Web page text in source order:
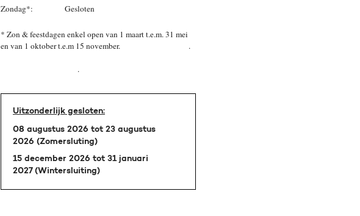
Zondag*: Gesloten
* Zon & feestdagen enkel open van 1 maart t.e.m. 31 mei
en van 1 oktober t.e.m 15 november. .
.
Uitzonderlijk gesloten:
08 augustus 2026 tot 23 augustus
2026 (Zomersluting)
15 december 2026 tot 31 januari
2027 (Wintersluiting)